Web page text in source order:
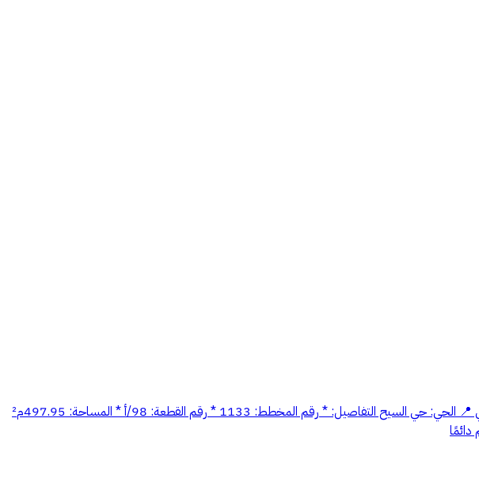
للبيع أرض سكنية فرصة مميزة للسكن والاستثمار في موقع جيد داخل مدينة الزلفي، وواجهة جنوبية مميزة. 📍 المدينة: الزلفي 📍 الحي: حي السيح التفاصيل: * رقم المخطط: 1133 * رقم القطعة: 98/أ * المساحة: 497.95م²